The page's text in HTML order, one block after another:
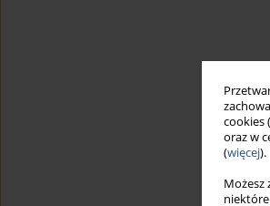
cookies
oraz w
(więcej).
Możesz